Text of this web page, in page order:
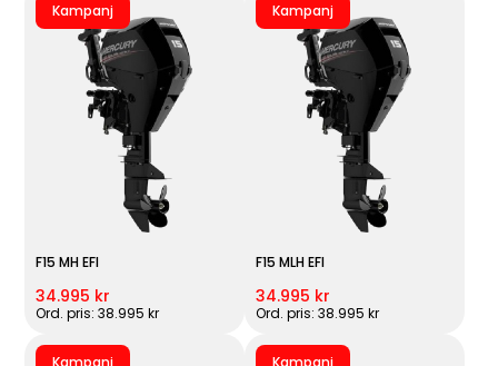
Kampanj
F15 MH EFI
34.995 kr
Ord. pris: 38.995 kr
Kampanj
F15 MLH EFI
34.995 kr
Ord. pris: 38.995 kr